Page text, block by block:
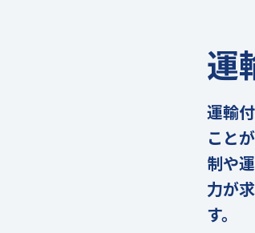
運
運輸
こと
制や
力が
す。